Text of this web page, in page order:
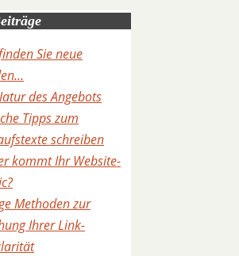
Sie neue
des Angebots
Tipps zum
schreiben
kommt Ihr Website-
Methoden zur
Ihrer Link-